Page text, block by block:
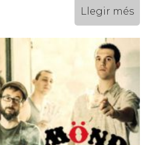
Llegir més